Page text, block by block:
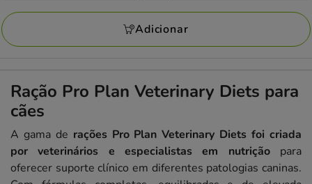
avaliações
80.99€
Adicionar
Ração Pro Plan Veterinary Diets para
cães
A gama de rações Pro Plan Veterinary Diets foi criada
por veterinários e especialistas em nutriçãopara
oferecer suporte clínico em diferentes patologias caninas.